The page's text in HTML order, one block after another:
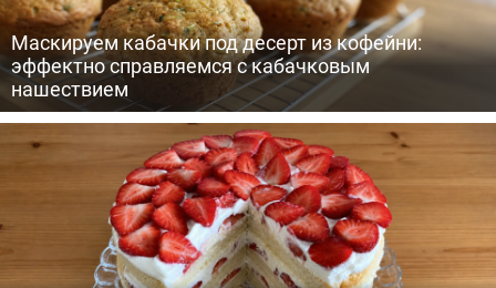
Маскируем кабачки под десерт из кофейни:
эффектно справляемся с кабачковым
нашествием